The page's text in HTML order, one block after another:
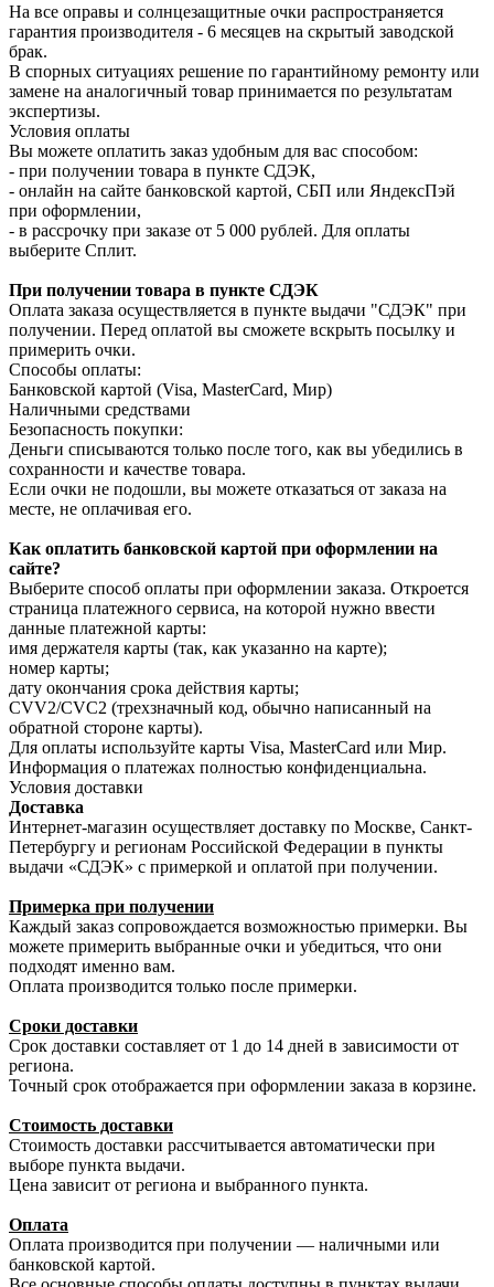
На все оправы и солнцезащитные очки распространяется
гарантия производителя - 6 месяцев на скрытый заводской
брак.
В спорных ситуациях решение по гарантийному ремонту или
замене на аналогичный товар принимается по результатам
экспертизы.
Условия оплаты
Вы можете оплатить заказ удобным для вас способом:
- при получении товара в пункте СДЭК,
- онлайн на сайте банковской картой, СБП или ЯндексПэй
при оформлении,
- в рассрочку при заказе от 5 000 рублей. Для оплаты
выберите Сплит.
При получении товара в пункте СДЭК
Оплата заказа осуществляется в пункте выдачи "СДЭК" при
получении. Перед оплатой вы сможете вскрыть посылку и
примерить очки.
Способы оплаты:
Банковской картой (Visa, MasterCard, Мир)
Наличными средствами
Безопасность покупки:
Деньги списываются только после того, как вы убедились в
сохранности и качестве товара.
Если очки не подошли, вы можете отказаться от заказа на
месте, не оплачивая его.
Как оплатить банковской картой при оформлении на
сайте?
Выберите способ оплаты при оформлении заказа. Откроется
страница платежного сервиса, на которой нужно ввести
данные платежной карты:
имя держателя карты (так, как указанно на карте);
номер карты;
дату окончания срока действия карты;
CVV2/CVC2 (трехзначный код, обычно написанный на
обратной стороне карты).
Для оплаты используйте карты Visa, MasterCard или Мир.
Информация о платежах полностью конфиденциальна.
Условия доставки
Доставка
Интернет-магазин осуществляет доставку по Москве, Санкт-
Петербургу и регионам Российской Федерации в пункты
выдачи «СДЭК» с примеркой и оплатой при получении.
Примерка при получении
Каждый заказ сопровождается возможностью примерки. Вы
можете примерить выбранные очки и убедиться, что они
подходят именно вам.
Оплата производится только после примерки.
Сроки доставки
Срок доставки составляет от 1 до 14 дней в зависимости от
региона.
Точный срок отображается при оформлении заказа в корзине.
Стоимость доставки
Стоимость доставки рассчитывается автоматически при
выборе пункта выдачи.
Цена зависит от региона и выбранного пункта.
Оплата
Оплата производится при получении — наличными или
банковской картой.